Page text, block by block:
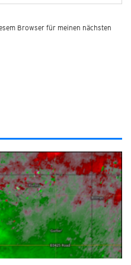
Browser für meinen nächsten